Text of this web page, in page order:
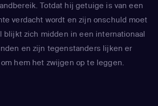
Totdat hij getuige is van een
verdacht wordt en zijn onschuld moet
blijkt zich midden in een internationaal
en zijn tegenstanders lijken er
hem het zwijgen op te leggen.